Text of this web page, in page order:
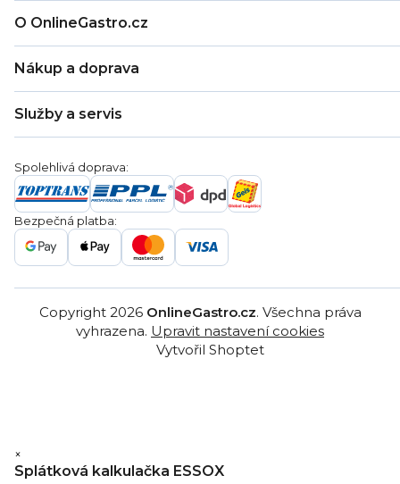
O OnlineGastro.cz
Kontakty
Věrnostní program
Blog
Nákup a doprava
Záruka
Ochrana osobních údajů
Reklamační řády
Služby a servis
Servis a reklamace
Poptávka
Gastro projekty
Značky
Gastro velkoobchod
Spolehlivá doprava:
Bezpečná platba:
Vytvořil Shoptet
Copyright 2026 OnlineGastro.cz. Všechna práva
vyhrazena. Upravit nastavení cookies
×
Splátková kalkulačka ESSOX